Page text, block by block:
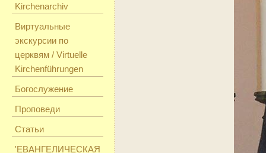
Kirchenarchiv
Виртуальные
экскурсии по
церквям / Virtuelle
Kirchenführungen
Богослужение
Проповеди
Статьи
'ЕВАНГЕЛИЧЕСКАЯ